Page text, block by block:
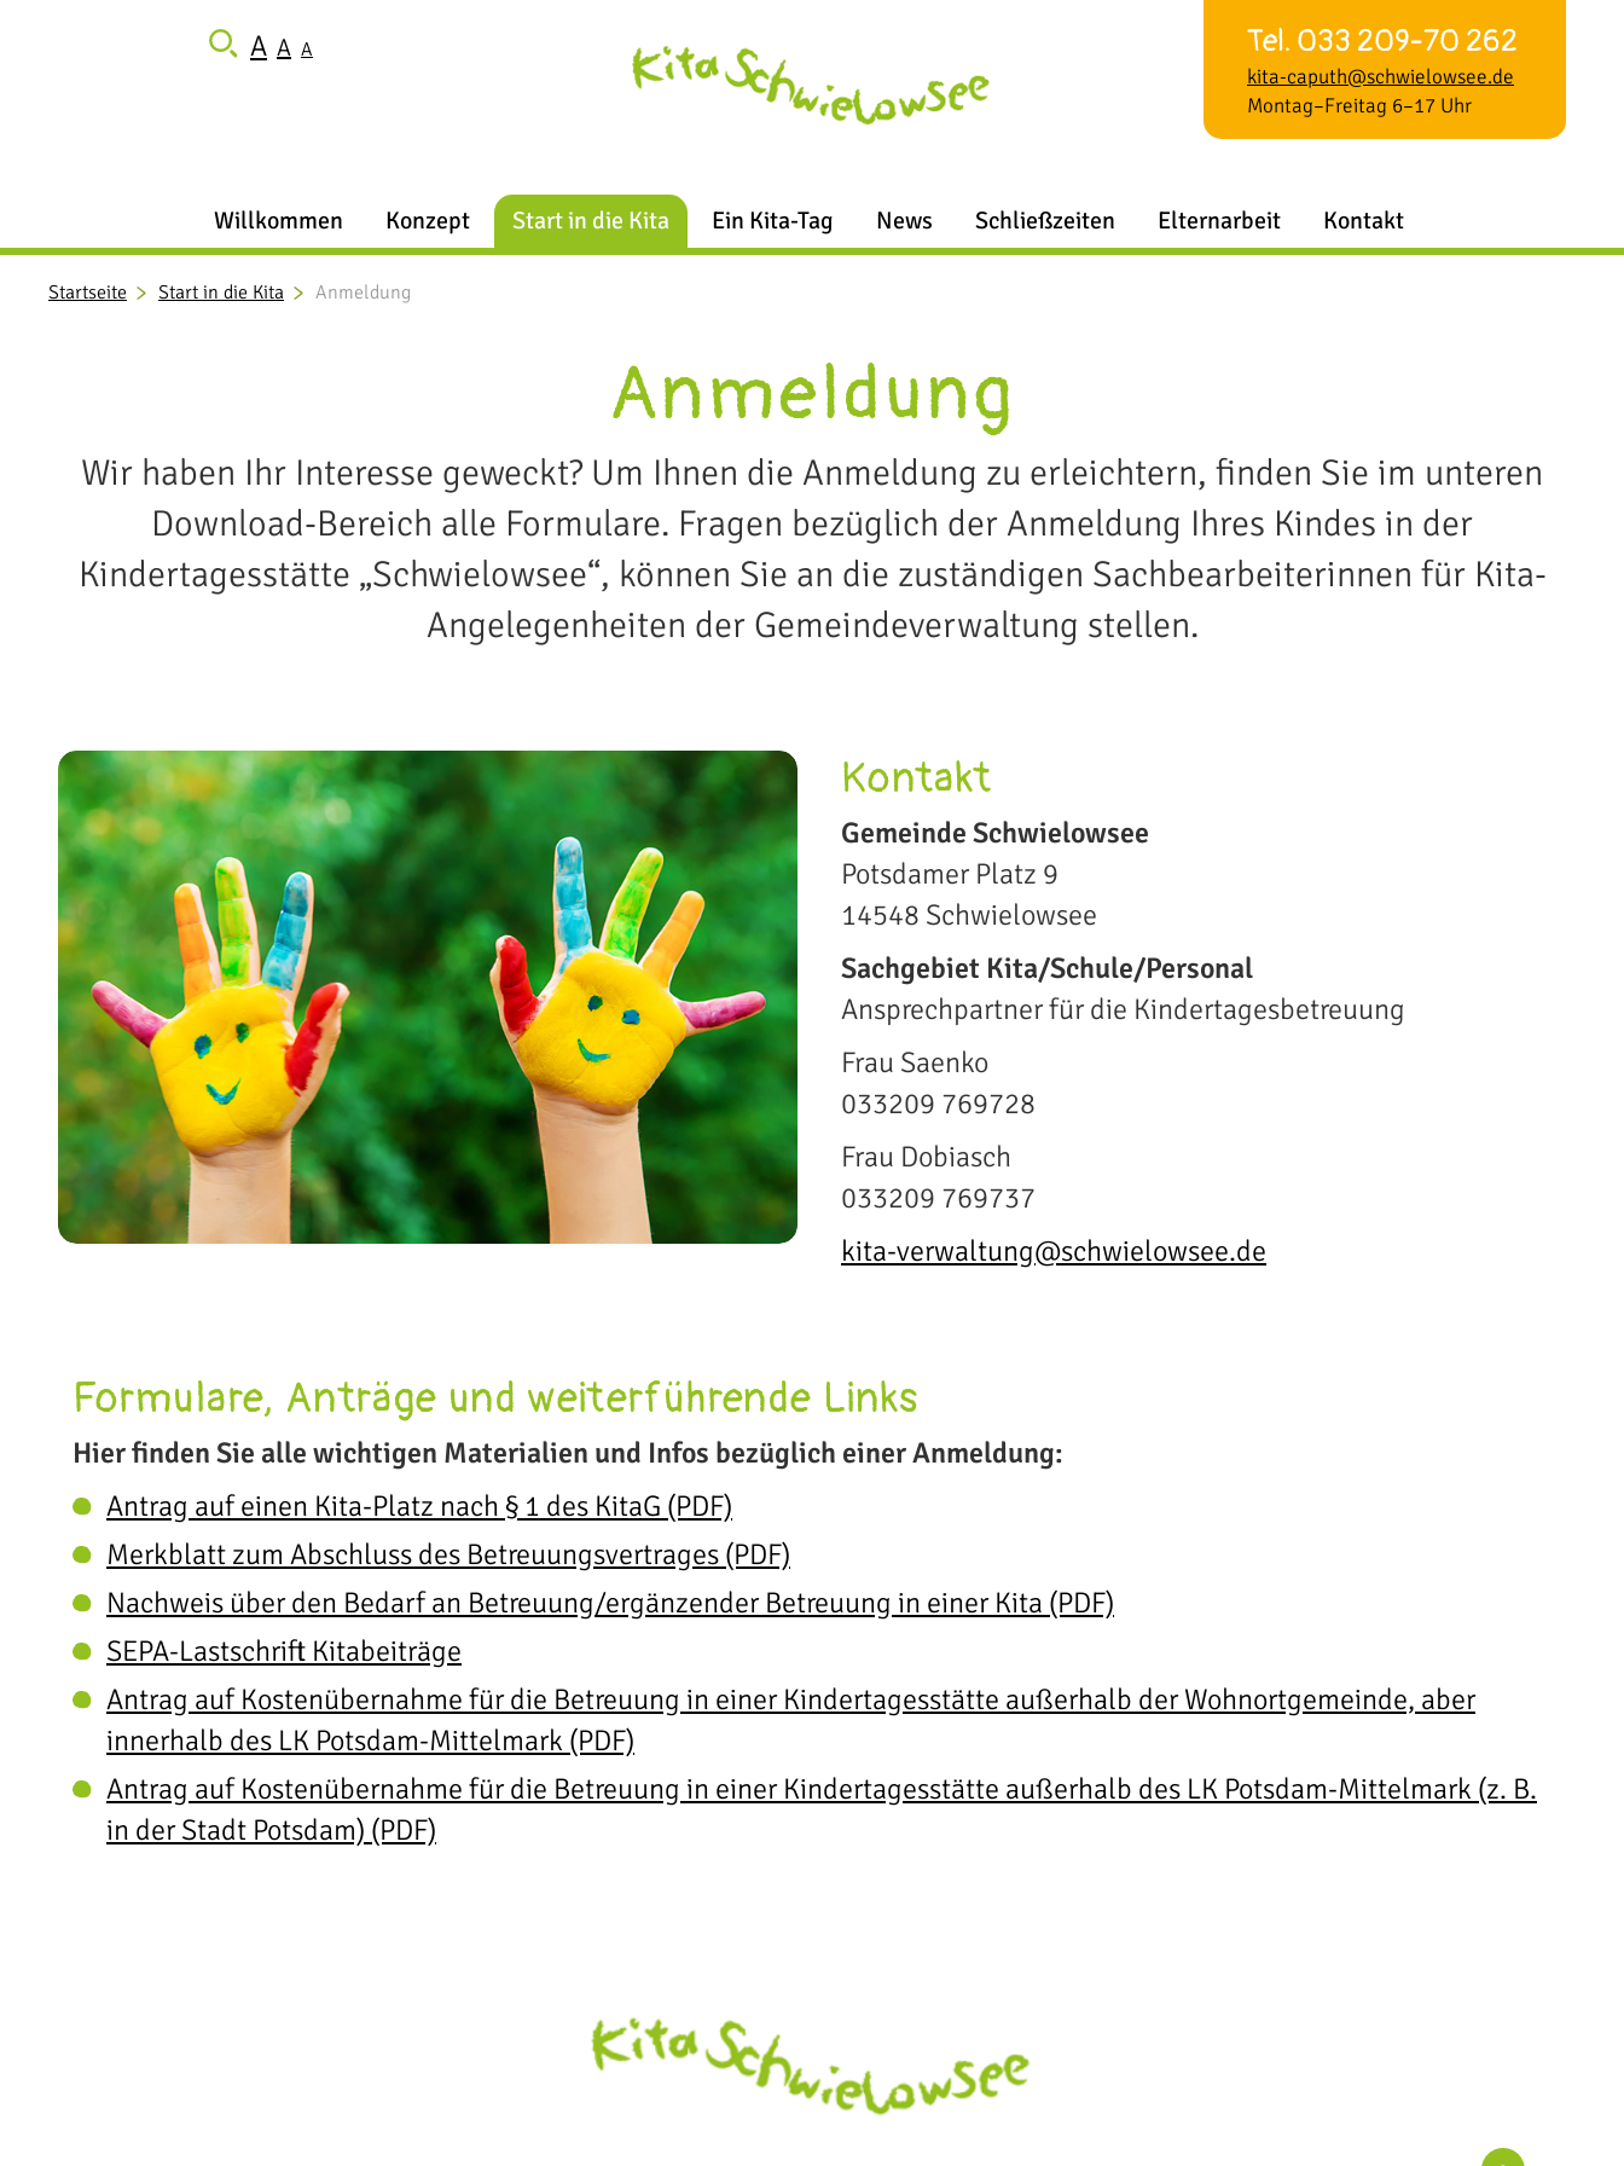
A A A Tel. 033 209-70 262
kita-caputh@schwielowsee.de
Montag–Freitag 6–17 Uhr
Willkommen Konzept Start in die Kita Ein Kita-Tag News Schließzeiten Elternarbeit Kontakt
Startseite Start in die Kita Anmeldung
Anmeldung
Wir haben Ihr Interesse geweckt? Um Ihnen die Anmeldung zu erleichtern, finden Sie im unteren
Download-Bereich alle Formulare. Fragen bezüglich der Anmeldung Ihres Kindes in der
Kindertagesstätte „Schwielowsee“, können Sie an die zuständigen Sachbearbeiterinnen für Kita-
Angelegenheiten der Gemeindeverwaltung stellen.
Kontakt
Gemeinde Schwielowsee
Potsdamer Platz 9
14548 Schwielowsee
Sachgebiet Kita/Schule/Personal
Ansprechpartner für die Kindertagesbetreuung
Frau Saenko
033209 769728
Frau Dobiasch
033209 769737
kita-verwaltung@schwielowsee.de
Formulare, Anträge und weiterführende Links
Hier finden Sie alle wichtigen Materialien und Infos bezüglich einer Anmeldung:
Antrag auf einen Kita-Platz nach § 1 des KitaG (PDF)
Merkblatt zum Abschluss des Betreuungsvertrages (PDF)
Nachweis über den Bedarf an Betreuung/ergänzender Betreuung in einer Kita (PDF)
SEPA-Lastschrift Kitabeiträge
Antrag auf Kostenübernahme für die Betreuung in einer Kindertagesstätte außerhalb der Wohnortgemeinde, aber
innerhalb des LK Potsdam-Mittelmark (PDF)
Antrag auf Kostenübernahme für die Betreuung in einer Kindertagesstätte außerhalb des LK Potsdam-Mittelmark (z. B.
in der Stadt Potsdam) (PDF)